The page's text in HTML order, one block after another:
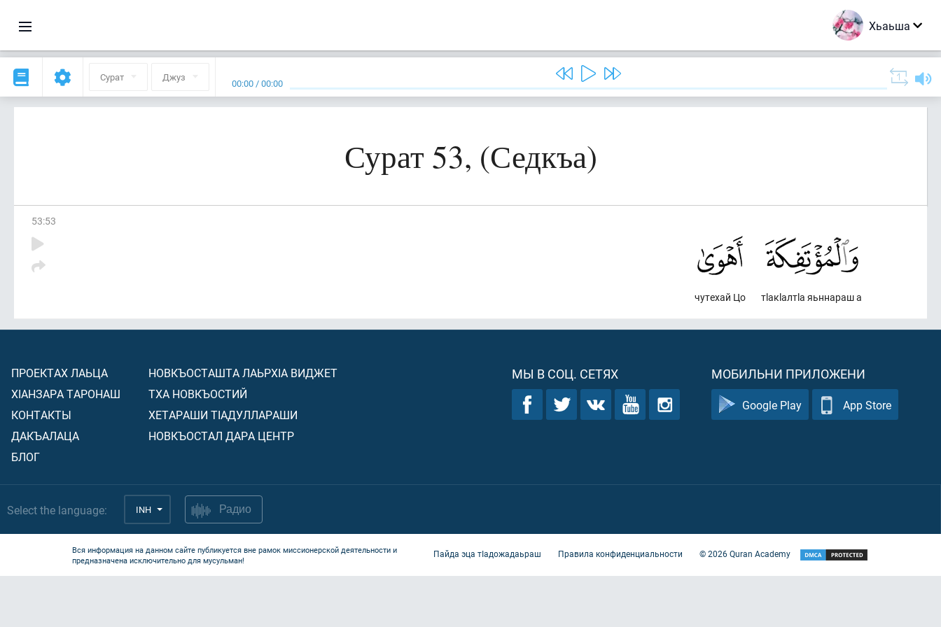
Хьаьша
Сурат Джуз 00:00 /00:00
Сурат 53, (Седкъа)
53:53
тlакlалтlа яьннараш а
чутехай Цо
ПРОЕКТАХ ЛАЬЦА
ХIАНЗАРА ТАРОНАШ
КОНТАКТЫ
ДАКЪАЛАЦА
БЛОГ
НОВКЪОСТАШТА ЛАЬРХIА ВИДЖЕТ
ТХА НОВКЪОСТИЙ
ХЕТАРАШИ ТIАДУЛЛАРАШИ
НОВКЪОСТАЛ ДАРА ЦЕНТР
МЫ В СОЦ. СЕТЯХ МОБИЛЬНИ ПРИЛОЖЕНИ
Google Play App Store
Select the language: INH Радио
Вся информация на данном сайте публикуется вне рамок миссионерской деятельности и
предназначена исключительно для мусульман!
Пайда эца тIадожадаьраш Правила конфиденциальности ©2026Quran Academy